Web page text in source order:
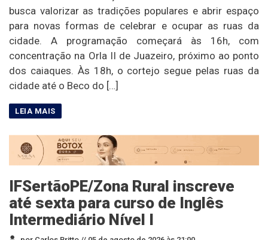
busca valorizar as tradições populares e abrir espaço
para novas formas de celebrar e ocupar as ruas da
cidade. A programação começará às 16h, com
concentração na Orla II de Juazeiro, próximo ao ponto
dos caiaques. Às 18h, o cortejo segue pelas ruas da
cidade até o Beco do […]
IFSertãoPE/Zona Rural inscreve
até sexta para curso de Inglês
Intermediário Nível I